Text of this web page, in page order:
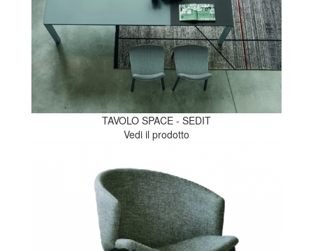
TAVOLO SPACE - SEDIT
Vedi il prodotto